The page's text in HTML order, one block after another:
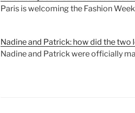
Paris is welcoming the Fashion
Nadine and Patrick: how did the two
Nadine and Patrick were officially